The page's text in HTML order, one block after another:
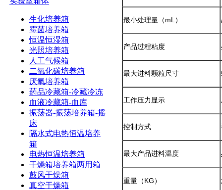
生化培养箱
霉菌培养箱
恒温恒湿箱
光照培养箱
人工气候箱
二氧化碳培养箱
厌氧培养箱
药品冷藏箱-冷藏冷冻
血液冷藏箱-血库
振荡器-振荡培养箱-摇
床
隔水式电热恒温培养
箱
电热恒温培养箱
干燥箱培养箱两用箱
鼓风干燥箱
真空干燥箱
最小处理量（mL）
产品过程粘度
最大进料颗粒尺寸
工作压力显示
控制方式
最大产品进料温度
重量（KG）